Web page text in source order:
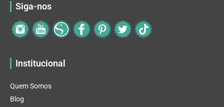
Siga-nos
Institucional
Quem Somos
Blog